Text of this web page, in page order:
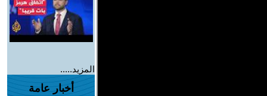
المزيد.....
أخبار عامة